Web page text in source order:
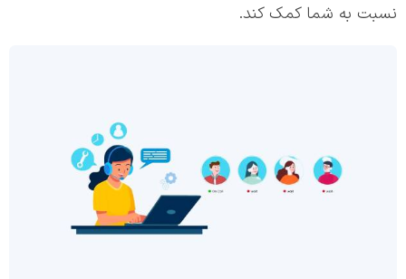
نسبت به شما کمک کند.